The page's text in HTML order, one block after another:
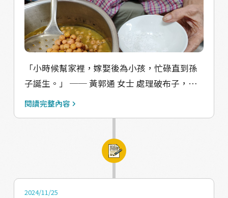
漂鳥是指漂遊不定的你？ 還是一到季節就回石
岡的鳥？ 走入山林、走入生活， 和我們一起追
尋漂鳥的足跡， 用石岡的自然與藝術創造產地
故事！ 三場限定體驗，開啟你的漂鳥感官旅程
8/24（日）14:30–17:00 《從鳥走入日常》初體
驗工作坊 跟著我們從生活中發現鳥的靈感 名額
20人｜費用100元/人（含材料費、講師費） 󠀠
你的「平衡鳥」誕生！ 名額20人｜費用100元/
「小時候幫家裡，嫁娶後為小孩，忙碌直到孫
子誕生。」 ── 黃郭通 女士 󠀠處理破布子，得
先挑除梗和蒂頭，取出果實，已經九十多歲的
子，是餐桌上常出現的料理，過去食物缺乏的
年代，一小碟醃好的破布子就能配一大碗稀
「跟著做就知道啦!」挑好的破布子煮熟需要三
閱讀完整內容
2024/11/25